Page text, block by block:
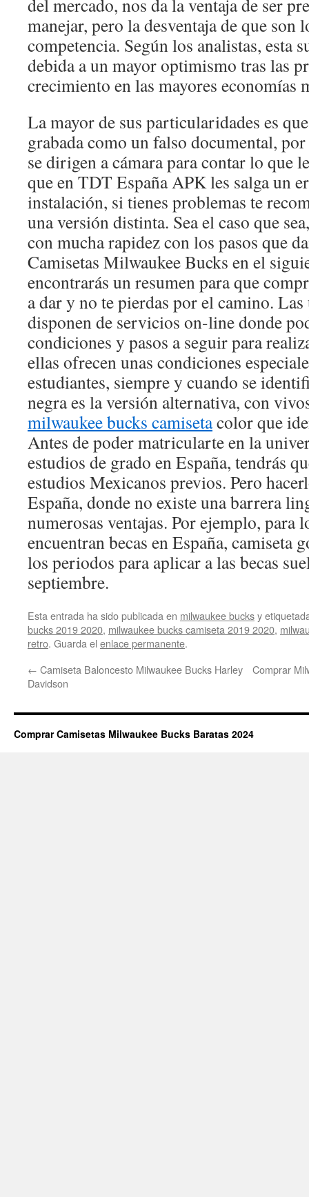
del mercado, nos da la ventaja de ser
manejar, pero la desventaja de que son
competencia. Según los analistas, esta
debida a un mayor optimismo tras las
crecimiento en las mayores economías
La mayor de sus particularidades es
grabada como un falso documental,
se dirigen a cámara para contar lo que
que en TDT España APK les salga un
instalación, si tienes problemas te
una versión distinta. Sea el caso que
con mucha rapidez con los pasos que
Camisetas Milwaukee Bucks en el
encontrarás un resumen para que
a dar y no te pierdas por el camino.
disponen de servicios on-line donde
condiciones y pasos a seguir para
ellas ofrecen unas condiciones
estudiantes, siempre y cuando se
negra es la versión alternativa, con
milwaukee bucks camisetacolor que
Antes de poder matricularte en la
estudios de grado en España, tendrás
estudios Mexicanos previos. Pero
España, donde no existe una barrera
numerosas ventajas. Por ejemplo, para
encuentran becas en España, camiseta
los periodos para aplicar a las becas
septiembre.
Esta entrada ha sido publicada en milwaukee bucksy
bucks 2019 2020, milwaukee bucks camiseta 2019 2020,
retro. Guarda el enlace permanente.
← Camiseta Baloncesto Milwaukee Bucks Harley
Davidson
Comprar
Comprar Camisetas Milwaukee Bucks Baratas 2024